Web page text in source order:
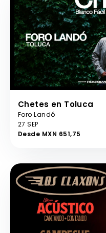
Chetes en Toluca
Foro Landó
27 SEP
Desde MXN 651,75